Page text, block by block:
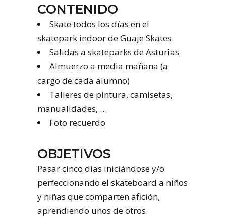
CONTENIDO
Skate todos los días en el
skatepark indoor de Guaje Skates.
Salidas a skateparks de Asturias
Almuerzo a media mañana (a
cargo de cada alumno)
Talleres de pintura, camisetas,
manualidades, …
Foto recuerdo
OBJETIVOS
Pasar cinco días iniciándose y/o
perfeccionando el skateboard a niños
y niñas que comparten afición,
aprendiendo unos de otros.